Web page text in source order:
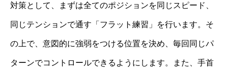
対策として、まずは全てのポジションを同じスピード、
同じテンションで通す「フラット練習」を行います。そ
の上で、意図的に強弱をつける位置を決め、毎回同じパ
ターンでコントロールできるようにします。また、手首